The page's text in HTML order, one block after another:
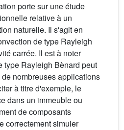
porte sur une étude
relative à un
naturelle. Il s'agit en
de type Rayleigh
carrée. Il est à noter
type Rayleigh Bènard peut
nombreuses applications
à titre d'exemple, le
dans un immeuble ou
de composants
correctement simuler